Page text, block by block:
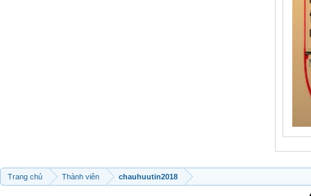
Trang chủ Thành viên chauhuutin2018